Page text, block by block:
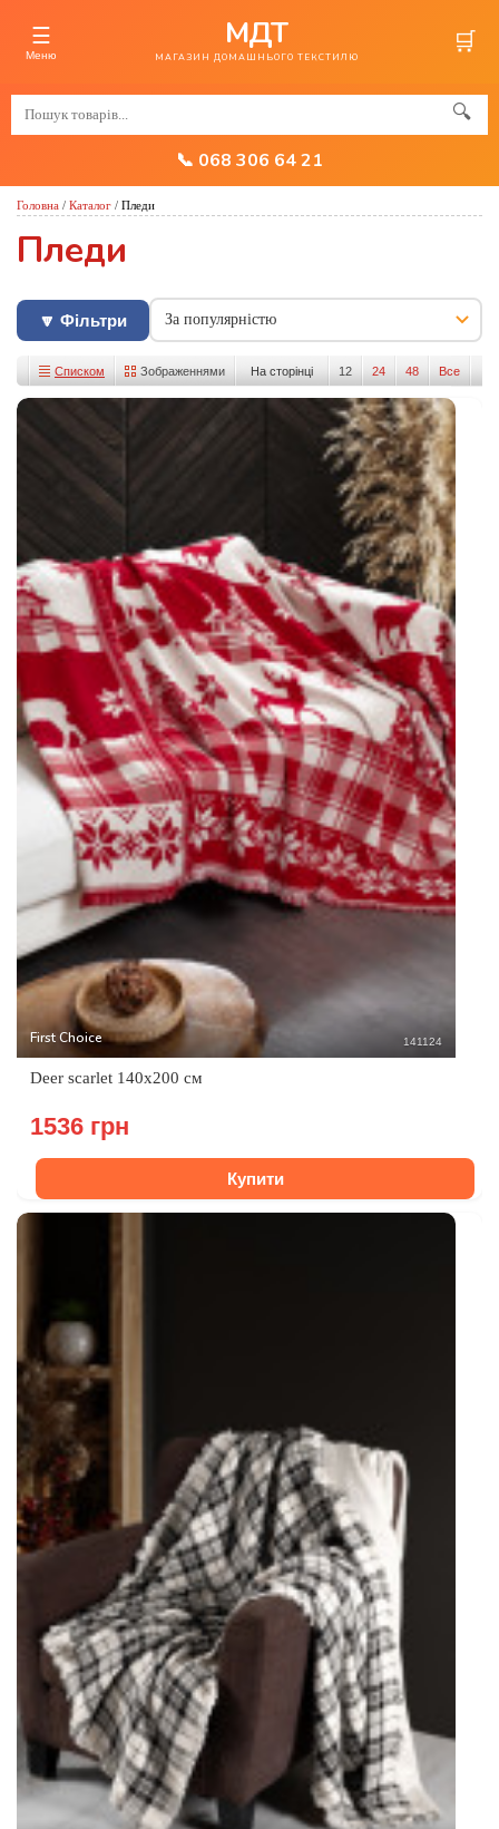
☰
Меню
МДТ
МАГАЗИН ДОМАШНЬОГО ТЕКСТИЛЮ 🛒
🔍
📞 068 306 64 21
Головна / Каталог / Пледи
Пледи
🔽 Фільтри
На сторінці 12 24 48 Все
Списком Зображеннями
First Choice 141124
Deer scarlet 140x200 см
1536 грн
Купити